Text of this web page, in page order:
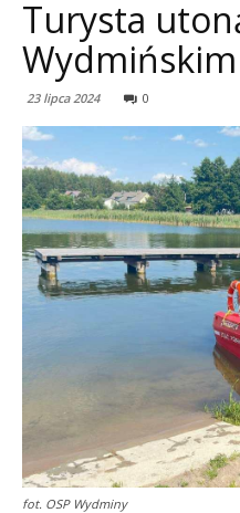
Turysta
Wydmińskim
23 lipca 2024 0
fot. OSP Wydminy